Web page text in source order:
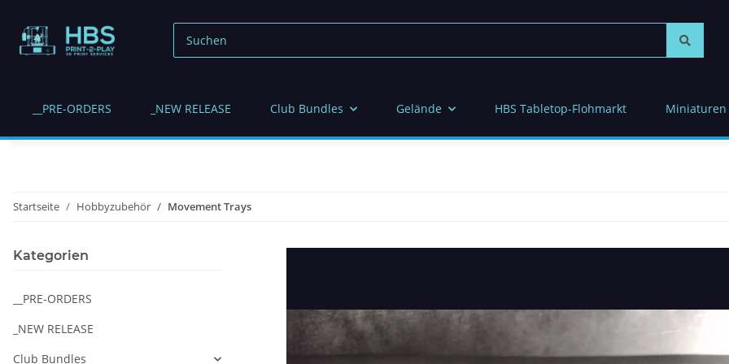
__PRE-ORDERS _NEW RELEASE Club Bundles Gelände HBS Tabletop-Flohmarkt Miniaturen
Startseite Hobbyzubehör Movement Trays
Kategorien
__PRE-ORDERS
_NEW RELEASE
Club Bundles